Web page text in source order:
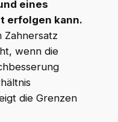
eines
erfolgen kann.
Zahnersatz
wenn die
die Grenzen